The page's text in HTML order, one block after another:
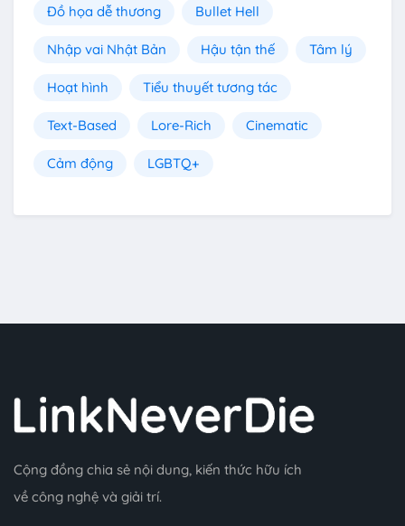
Đồ họa dễ thương Bullet Hell
Nhập vai Nhật Bản Hậu tận thế Tâm lý
Hoạt hình Tiểu thuyết tương tác
Text-Based Lore-Rich Cinematic
Cảm động LGBTQ+
Cộng đồng chia sẻ nội dung, kiến thức hữu ích
về công nghệ và giải trí.